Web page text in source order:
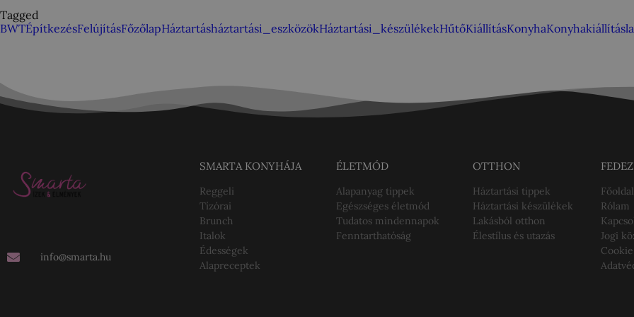
Tagged
BWTÉpítkezésFelújításFőzőlapHáztartásháztartási_eszközökHáztartási_készülékekHűtőKiállításKonyhaKonyhakiállítás
info@smarta.hu
SMARTA KONYHÁJA
Reggeli
Tízórai
Brunch
Italok
Édességek
Alapreceptek
ÉLETMÓD
Alapanyag tippek
Egészséges életmód
Tudatos mindennapok
Fenntarthatóság
OTTHON
Háztartási tippek
Háztartási készülékek
Lakásból otthon
Élestílus és utazás
Főoldal
Rólam
Jogi